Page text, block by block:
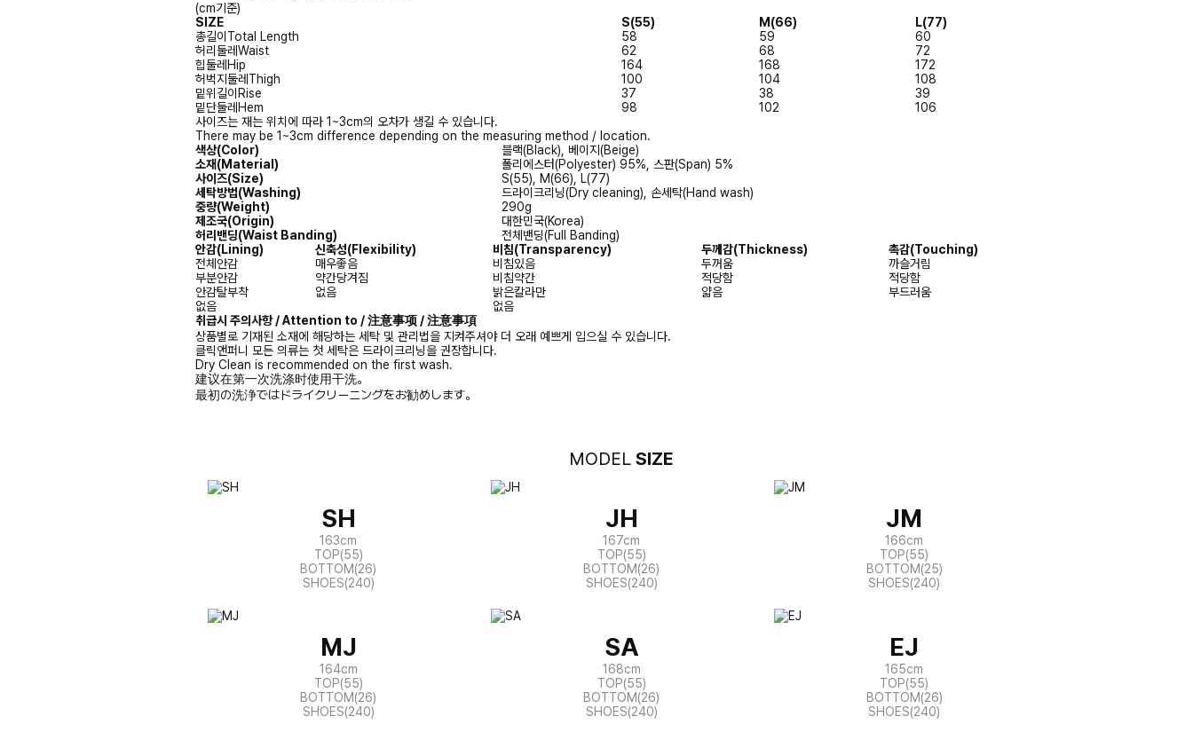
(cm기준)
SIZE
S(55) M(66)
L(77)
총길이 Total Length 58 59
60
허리둘레Waist 62 68
72
힙둘레 Hip 164 168
172
허벅지둘레 Thigh 100 104
108
밑위길이 Rise 37 38
39
밑단둘레 Hem 98 102
106
사이즈는 재는 위치에 따라 1~3cm의 오차가 생길 수 있습니다.
There may be 1~3cm difference depending on the measuring method / location.
색상(Color)
블랙(Black), 베이지(Beige)
소재(Material)
폴리에스터(Polyester) 95%, 스판(Span) 5%
사이즈(Size)
S(55), M(66), L(77)
세탁방법(Washing)
드라이크리닝(Dry cleaning), 손세탁(Hand wash)
중량(Weight)
290g
제조국(Origin)
대한민국(Korea)
허리밴딩(Waist Banding)
전체밴딩(Full Banding)
안감(Lining) 신축성(Flexibility) 비침(Transparency) 두께감(Thickness) 촉감(Touching)
전체안감
매우좋음 비침있음 두꺼움
까슬거림
부분안감
약간당겨짐 비침약간 적당함
적당함
안감탈부착
없음 밝은칼라만 얇음
부드러움
없음
없음
취급시 주의사항 / Attention to / 注意事项 / 注意事項
상품별로 기재된 소재에 해당하는 세탁 및 관리법을 지켜주셔야 더 오래 예쁘게 입으실 수 있습니다.
클릭앤퍼니 모든 의류는 첫 세탁은 드라이크리닝을 권장합니다.
Dry Clean is recommended on the first wash.
建议在第一次洗涤时使用干洗。
最初の洗浄ではドライクリーニングをお勧めします。
MODEL SIZE
SH
163cm
TOP(55)
BOTTOM(26)
SHOES(240)
JH
167cm
TOP(55)
BOTTOM(26)
SHOES(240)
JM
166cm
TOP(55)
BOTTOM(25)
SHOES(240)
MJ
164cm
TOP(55)
BOTTOM(26)
SHOES(240)
SA
168cm
TOP(55)
BOTTOM(26)
SHOES(240)
EJ
165cm
TOP(55)
BOTTOM(26)
SHOES(240)